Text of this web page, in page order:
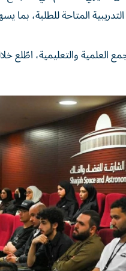
المتاحة للطلبة، بما
والتعليمية، اطّلع